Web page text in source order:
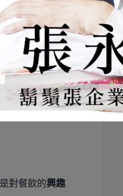
，而大溪笠復
桃園第一家米
對餐飲的興趣